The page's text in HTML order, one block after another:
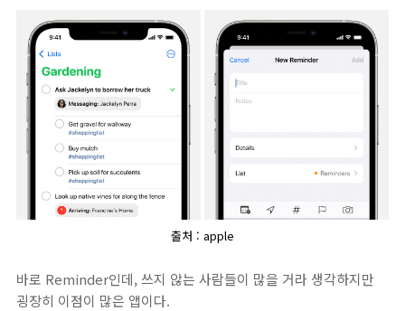
출처 : apple
바로 Reminder인데, 쓰지 않는 사람들이 많을 거라 생각하지만
굉장히 이점이 많은 앱이다.